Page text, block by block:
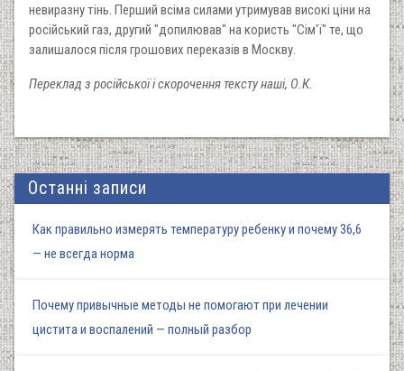
невиразну тінь. Перший всіма силами утримував високі ціни на
російський газ, другий "допилював" на користь "Сім'ї" те, що
залишалося після грошових переказів в Москву.
Переклад з російської і скорочення тексту наші, О.К.
Останні записи
Как правильно измерять температуру ребенку и почему 36,6
— не всегда норма
Почему привычные методы не помогают при лечении
цистита и воспалений — полный разбор